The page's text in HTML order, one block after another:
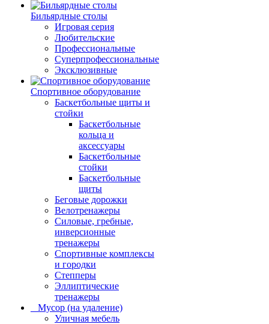
Бильярдные столы
Игровая серия
Любительские
Профессиональные
Суперпрофессиональные
Эксклюзивные
Спортивное оборудование
Баскетбольные щиты и
стойки
Баскетбольные
кольца и
аксессуары
Баскетбольные
стойки
Баскетбольные
щиты
Беговые дорожки
Велотренажеры
Силовые, гребные,
инверсионные
тренажеры
Спортивные комплексы
и городки
Степперы
Эллиптические
тренажеры
_ Мусор (на удаление)
Уличная мебель